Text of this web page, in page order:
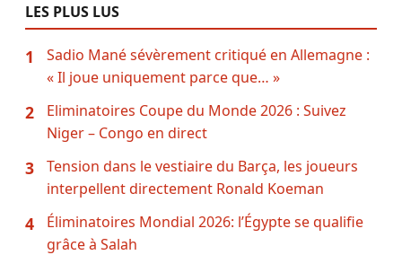
LES PLUS LUS
1
Sadio Mané sévèrement critiqué en Allemagne :
« Il joue uniquement parce que… »
2
Eliminatoires Coupe du Monde 2026 : Suivez
Niger – Congo en direct
3
Tension dans le vestiaire du Barça, les joueurs
interpellent directement Ronald Koeman
4
Éliminatoires Mondial 2026: l’Égypte se qualifie
grâce à Salah